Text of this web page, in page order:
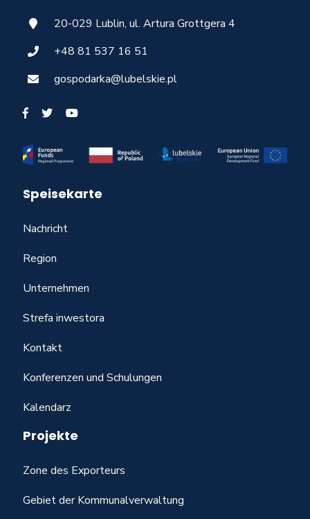
20-029 Lublin, ul. Artura Grottgera 4
+48 81 537 16 51
gospodarka@lubelskie.pl
Speisekarte
Nachricht
Region
Unternehmen
Strefa inwestora
Kontakt
Konferenzen und Schulungen
Kalendarz
Projekte
Zone des Exporteurs
Gebiet der Kommunalverwaltung